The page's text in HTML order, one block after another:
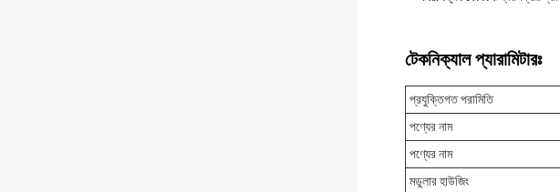
টেকনিক্যাল প্যারামিটারঃ
প্রযুক্তিগত পরামিতি
পণ্যের নাম
পণ্যের নাম
মডুলার হাউজিং